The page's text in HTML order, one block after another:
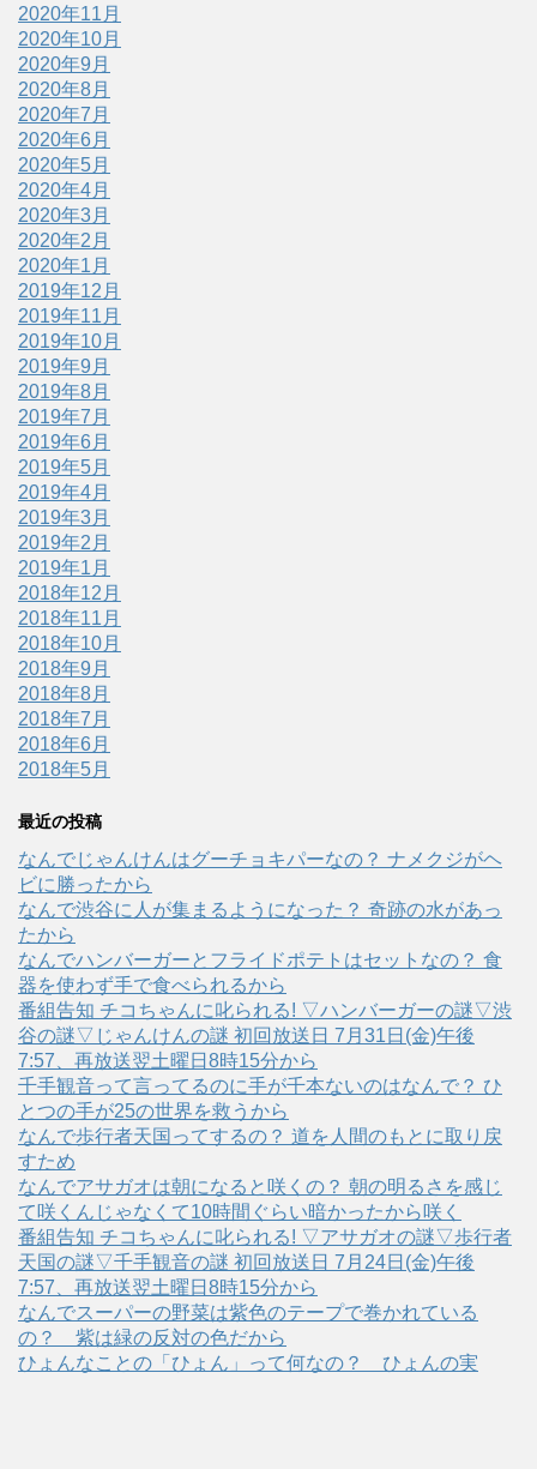
2020年11月
2020年10月
2020年9月
2020年8月
2020年7月
2020年6月
2020年5月
2020年4月
2020年3月
2020年2月
2020年1月
2019年12月
2019年11月
2019年10月
2019年9月
2019年8月
2019年7月
2019年6月
2019年5月
2019年4月
2019年3月
2019年2月
2019年1月
2018年12月
2018年11月
2018年10月
2018年9月
2018年8月
2018年7月
2018年6月
2018年5月
最近の投稿
なんでじゃんけんはグーチョキパーなの？ ナメクジがヘ
ビに勝ったから
なんで渋谷に人が集まるようになった？ 奇跡の水があっ
たから
なんでハンバーガーとフライドポテトはセットなの？ 食
器を使わず手で食べられるから
番組告知 チコちゃんに叱られる! ▽ハンバーガーの謎▽渋
谷の謎▽じゃんけんの謎 初回放送日 7月31日(金)午後
7:57、再放送翌土曜日8時15分から
千手観音って言ってるのに手が千本ないのはなんで？ ひ
とつの手が25の世界を救うから
なんで歩行者天国ってするの？ 道を人間のもとに取り戻
すため
なんでアサガオは朝になると咲くの？ 朝の明るさを感じ
て咲くんじゃなくて10時間ぐらい暗かったから咲く
番組告知 チコちゃんに叱られる! ▽アサガオの謎▽歩行者
天国の謎▽千手観音の謎 初回放送日 7月24日(金)午後
7:57、再放送翌土曜日8時15分から
なんでスーパーの野菜は紫色のテープで巻かれている
の？ 紫は緑の反対の色だから
ひょんなことの「ひょん」って何なの？ ひょんの実